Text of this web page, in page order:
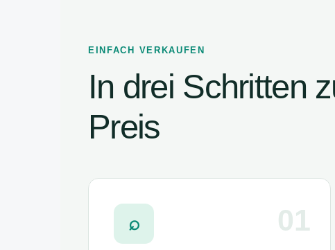
EINFACH VERKAUFEN
In drei Schritten
Preis
01
⌕